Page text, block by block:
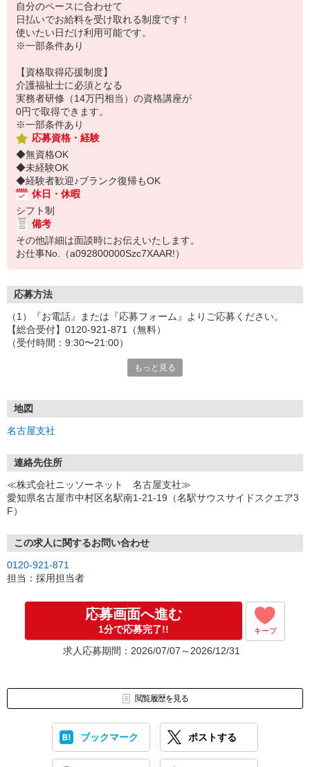
自分のペースに合わせて
日払いでお給料を受け取れる制度です！
使いたい日だけ利用可能です。
※一部条件あり
【資格取得応援制度】
介護福祉士に必須となる
実務者研修（14万円相当）の資格講座が
0円で取得できます。
※一部条件あり
応募資格・経験
◆無資格OK
◆未経験OK
◆経験者歓迎♪ブランク復帰もOK
休日・休暇
シフト制
備考
その他詳細は面談時にお伝えいたします。
お仕事No.（a092800000Szc7XAAR!）
応募方法
（1）『お電話』または『応募フォーム』よりご応募ください。
【総合受付】0120-921-871（無料）
（受付時間：9:30〜21:00）
「e-aidemを見て」とお伝えいただけるとスムーズです。
◎応募フォームからのご応募は24時間受付中です！
（2）面談・登録の実施
ご都合のよいお日にちをお聞かせください。
↓
（3）選考・お仕事のご案内
↓
（4）就業開始
能です。
もっと見る
地図
名古屋支社
連絡先住所
≪株式会社ニッソーネット 名古屋支社≫
愛知県名古屋市中村区名駅南1-21-19（名駅サウスサイドスクエア3
F）
この求人に関するお問い合わせ
0120-921-871
担当：採用担当者
応募画面へ進む
1分で応募完了!! キープ
求人応募期間：2026/07/07～2026/12/31
閲覧履歴を見る
ブックマーク ポストする